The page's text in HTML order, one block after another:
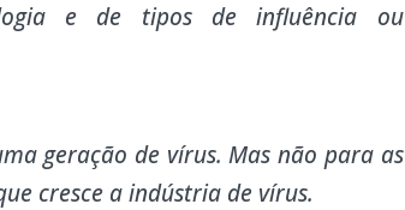
e de tipos de influência ou
geração de vírus. Mas não para as
cresce a indústria de vírus.